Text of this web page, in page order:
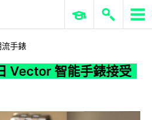
日 Vector 智能手錶接受預訂
ERP 與商業 AI
手錶
Vector 智能手錶接受